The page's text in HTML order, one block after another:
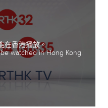
在香港播放。
watched in Hong Kong.